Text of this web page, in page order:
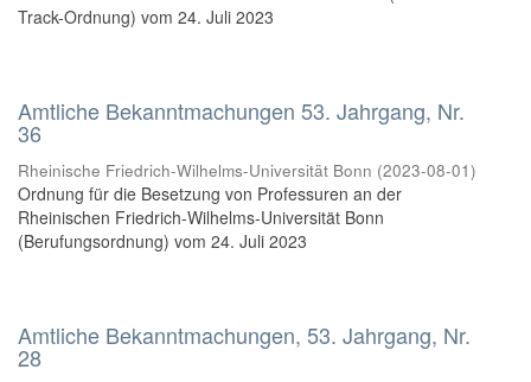
Track-Ordnung) vom 24. Juli 2023
Amtliche Bekanntmachungen 53. Jahrgang, Nr.
36
Rheinische Friedrich-Wilhelms-Universität Bonn (2023-08-01)
Ordnung für die Besetzung von Professuren an der
Rheinischen Friedrich-Wilhelms-Universität Bonn
(Berufungsordnung) vom 24. Juli 2023
Amtliche Bekanntmachungen, 53. Jahrgang, Nr.
28